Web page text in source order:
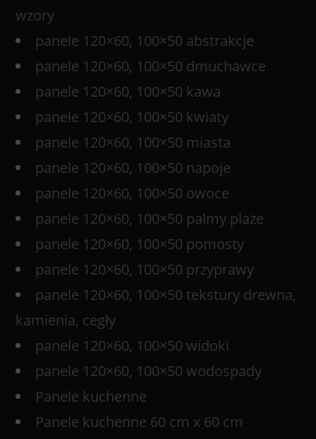
wzory
panele 120×60, 100×50 abstrakcje
panele 120×60, 100×50 dmuchawce
panele 120×60, 100×50 kawa
panele 120×60, 100×50 kwiaty
panele 120×60, 100×50 miasta
panele 120×60, 100×50 napoje
panele 120×60, 100×50 owoce
panele 120×60, 100×50 palmy plaże
panele 120×60, 100×50 pomosty
panele 120×60, 100×50 przyprawy
panele 120×60, 100×50 tekstury drewna,
kamienia, cegły
panele 120×60, 100×50 widoki
panele 120×60, 100×50 wodospady
Panele kuchenne
Panele kuchenne 60 cm x 60 cm